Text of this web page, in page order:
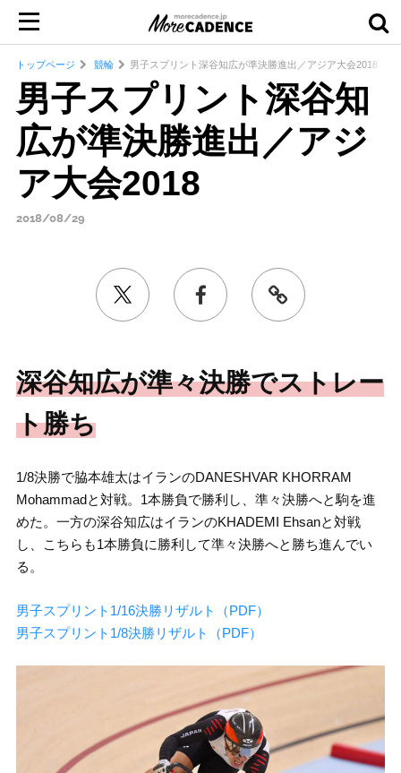
トップページ 競輪 男子スプリント深谷知広が準決勝進出／アジア大会2018
男子スプリント深谷知
広が準決勝進出／アジ
ア大会2018
2018/08/29
深谷知広が準々決勝でストレー
ト勝ち
1/8決勝で脇本雄太はイランのDANESHVAR KHORRAM
Mohammadと対戦。1本勝負で勝利し、準々決勝へと駒を進
めた。一方の深谷知広はイランのKHADEMI Ehsanと対戦
し、こちらも1本勝負に勝利して準々決勝へと勝ち進んでい
る。
男子スプリント1/16決勝リザルト（PDF）
男子スプリント1/8決勝リザルト（PDF）